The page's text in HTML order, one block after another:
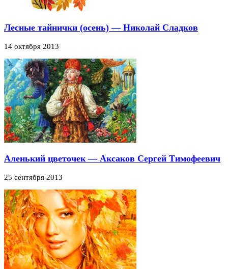
Лесные тайнички (осень) — Николай Сладков
14 октября 2013
Аленький цветочек — Аксаков Сергей Тимофеевич
25 сентября 2013